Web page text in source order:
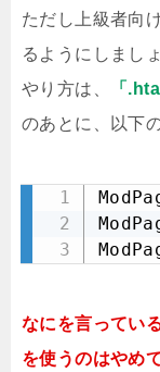
ただし上級者向
るようにしましょ
やり方は、
「
のあとに、以下
なにを言ってい
を使うのはやめ